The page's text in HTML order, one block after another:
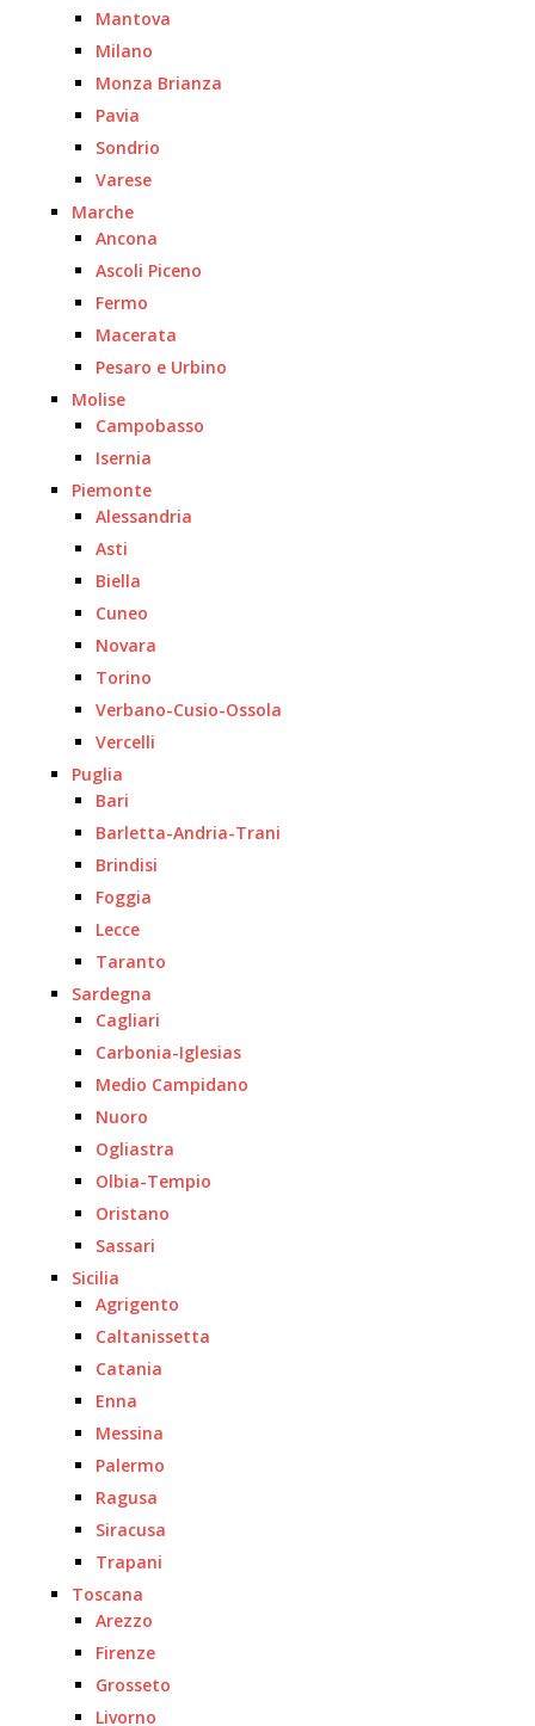
Mantova
Milano
Monza Brianza
Pavia
Sondrio
Varese
Marche
Ancona
Ascoli Piceno
Fermo
Macerata
Pesaro e Urbino
Molise
Campobasso
Isernia
Piemonte
Alessandria
Asti
Biella
Cuneo
Novara
Torino
Verbano-Cusio-Ossola
Vercelli
Puglia
Bari
Barletta-Andria-Trani
Brindisi
Foggia
Lecce
Taranto
Sardegna
Cagliari
Carbonia-Iglesias
Medio Campidano
Nuoro
Ogliastra
Olbia-Tempio
Oristano
Sassari
Sicilia
Agrigento
Caltanissetta
Catania
Enna
Messina
Palermo
Ragusa
Siracusa
Trapani
Toscana
Arezzo
Firenze
Grosseto
Livorno